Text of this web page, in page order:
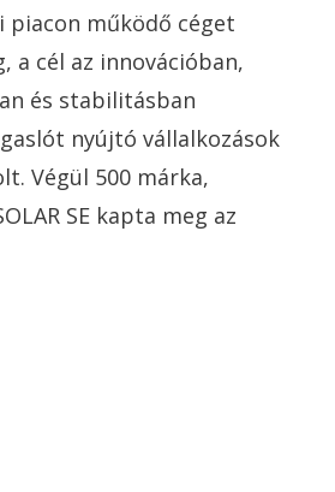
piacon működő céget
a cél az innovációban,
és stabilitásban
nyújtó vállalkozások
Végül 500 márka,
SE kapta meg az